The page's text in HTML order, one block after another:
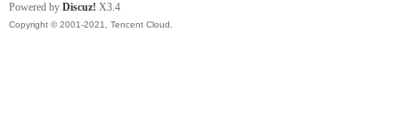
Powered by Discuz! X3.4
Copyright © 2001-2021, Tencent Cloud.